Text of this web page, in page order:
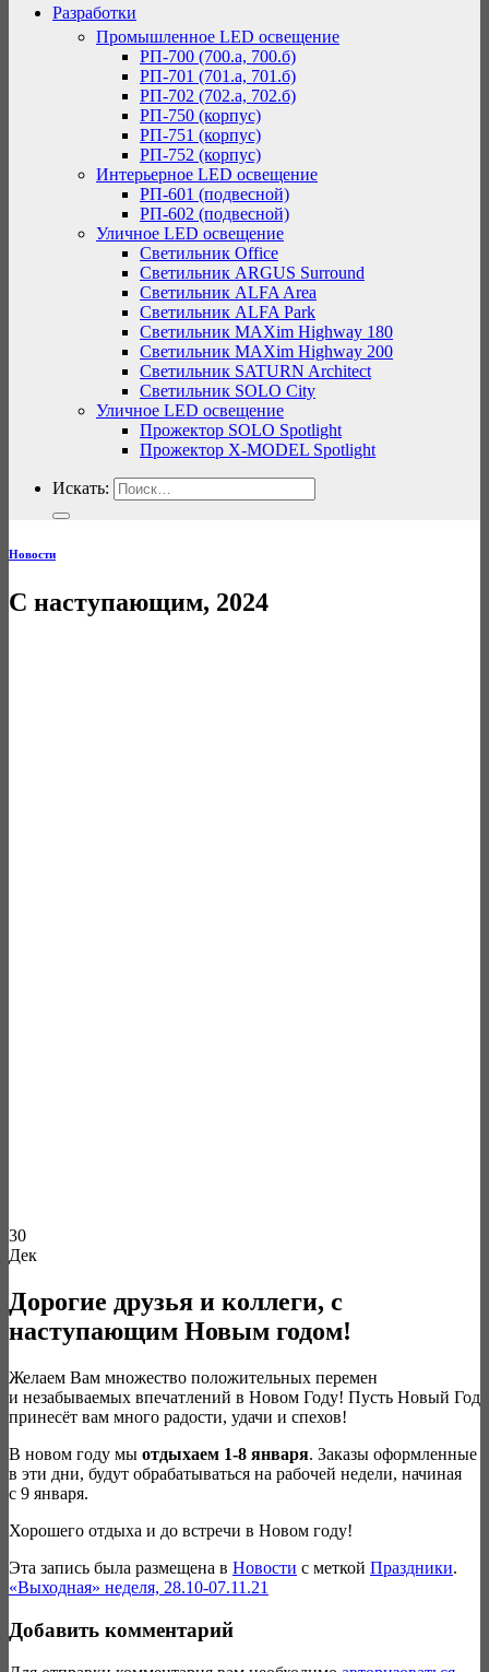
Разработки
Промышленное LED освещение
РП-700 (700.а, 700.б)
РП-701 (701.а, 701.б)
РП-702 (702.а, 702.б)
РП-750 (корпус)
РП-751 (корпус)
РП-752 (корпус)
Интерьерное LED освещение
РП-601 (подвесной)
РП-602 (подвесной)
Уличное LED освещение
Светильник Office
Светильник ARGUS Surround
Светильник ALFA Area
Светильник ALFA Park
Светильник MAXim Highway 180
Светильник MAXim Highway 200
Светильник SATURN Architect
Светильник SOLO City
Уличное LED освещение
Прожектор SOLO Spotlight
Прожектор X-MODEL Spotlight
Искать:
Новости
С наступающим, 2024
30
Дек
Дорогие друзья и коллеги, с
наступающим Новым годом!
Желаем Вам множество положительных перемен
и незабываемых впечатлений в Новом Году! Пусть Новый Год
принесёт вам много радости, удачи и спехов!
В новом году мы отдыхаем 1-8 января. Заказы оформленные
в эти дни, будут обрабатываться на рабочей недели, начиная
с 9 января.
Хорошего отдыха и до встречи в Новом году!
Эта запись была размещена в Новости с меткой Праздники.
«Выходная» неделя, 28.10-07.11.21
Добавить комментарий